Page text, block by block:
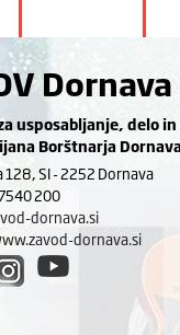
Dornava
usposabljanje, delo
Borštnarja
128, SI - 2252 Dornava
200
dornava.si
dornava.si